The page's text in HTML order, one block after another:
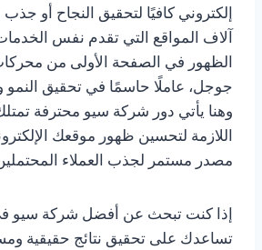
إلكتروني كافيًا لتحقيق النجاح أو
آلاف المواقع التي تقدم نفس
الظهور في الصفحة الأولى من
جوجل، عاملًا حاسمًا في تحقيق النمو
وهنا يأتي دور شركة سيو محترفة
اللازمة لتحسين ظهور موقعك
مصدر مستمر لجذب العملاء
إذا كنت تبحث عن أفضل شركة سيو
تساعدك على تحقيق نتائج حقيقية